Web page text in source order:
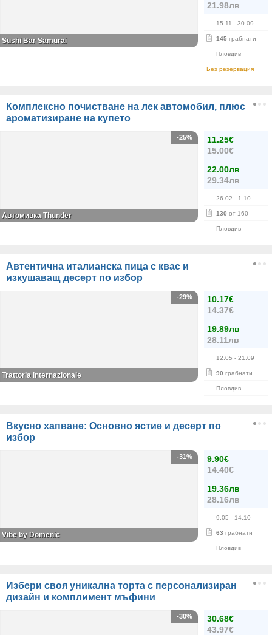
21.98лв
15.11 - 30.09
145 грабнати
Пловдив
Без резервация
Sushi Bar Samurai
Комплексно почистване на лек автомобил, плюс
ароматизиране на купето
11.25€
15.00€
22.00лв
29.34лв
26.02 - 1.10
130 от 160
Пловдив
-25%
Автомивка Thunder
Автентична италианска пица с квас и
изкушаващ десерт по избор
10.17€
14.37€
19.89лв
28.11лв
12.05 - 21.09
90 грабнати
Пловдив
-29%
Trattoria Internazionale
Вкусно хапване: Основно ястие и десерт по
избор
9.90€
14.40€
19.36лв
28.16лв
9.05 - 14.10
63 грабнати
Пловдив
-31%
Vibe by Domenic
Избери своя уникална торта с персонализиран
дизайн и комплимент мъфини
30.68€
43.97€
-30%